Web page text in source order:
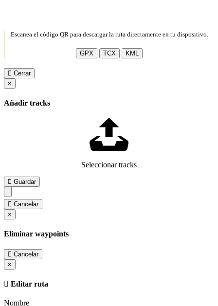
Escanea el código QR para descargar la ruta directamente en tu dispositivo.
GPX TCX KML
Cerrar
×
Añadir tracks
Seleccionar tracks
Guardar
Cancelar
×
Eliminar waypoints
Cancelar
×
Editar ruta
Nombre